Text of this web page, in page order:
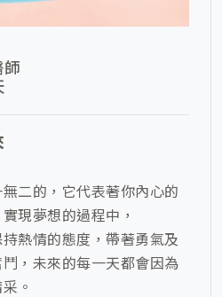
師
二的，它代表著你內心的
現夢想的過程中，
熱情的態度，帶著勇氣及
，未來的每一天都會因為
。